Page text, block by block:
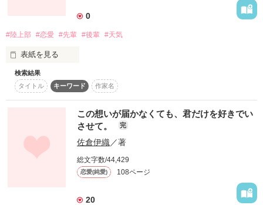
with your smile
conceive：'12/12/31
start：'15/1/4
end：'16/5/5
春風 夢海さま・かなさま・星田　ゆに.さま
涼花．さま・KIMORIさま・野々原 苺さま
雨乃めこさま・杏音@Anonさま・こ と のさま
氷室愛結さま・Dark redさま・Ohoshisamaさま
感想待ってます♪
作品を読む
0
#陸上部 #恋愛 #先輩 #後輩 #天気
表紙を見る
  私の恋は雨のち晴れ模様。
検索結果
タイトル
キーワード 作家名
この想いが届かなくても、君だけを好きでい
させて。
完
佐倉伊織／著
総文字数/44,429
恋愛(純愛) 108ページ
20